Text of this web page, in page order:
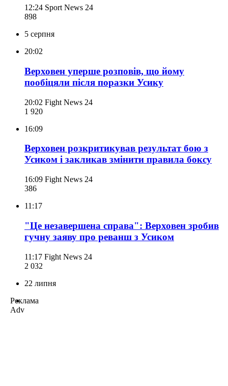
12:24 Sport News 24
898
5 серпня
20:02
Верховен уперше розповів, що йому
пообіцяли після поразки Усику
20:02 Fight News 24
1 920
16:09
Верховен розкритикував результат бою з
Усиком і закликав змінити правила боксу
16:09 Fight News 24
386
11:17
"Це незавершена справа": Верховен зробив
гучну заяву про реванш з Усиком
11:17 Fight News 24
2 032
22 липня
Реклама
Adv